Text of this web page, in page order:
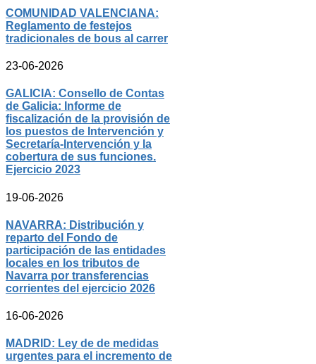
COMUNIDAD VALENCIANA:
Reglamento de festejos
tradicionales de bous al carrer
23-06-2026
GALICIA: Consello de Contas
de Galicia: Informe de
fiscalización de la provisión de
los puestos de Intervención y
Secretaría-Intervención y la
cobertura de sus funciones.
Ejercicio 2023
19-06-2026
NAVARRA: Distribución y
reparto del Fondo de
participación de las entidades
locales en los tributos de
Navarra por transferencias
corrientes del ejercicio 2026
16-06-2026
MADRID: Ley de de medidas
urgentes para el incremento de